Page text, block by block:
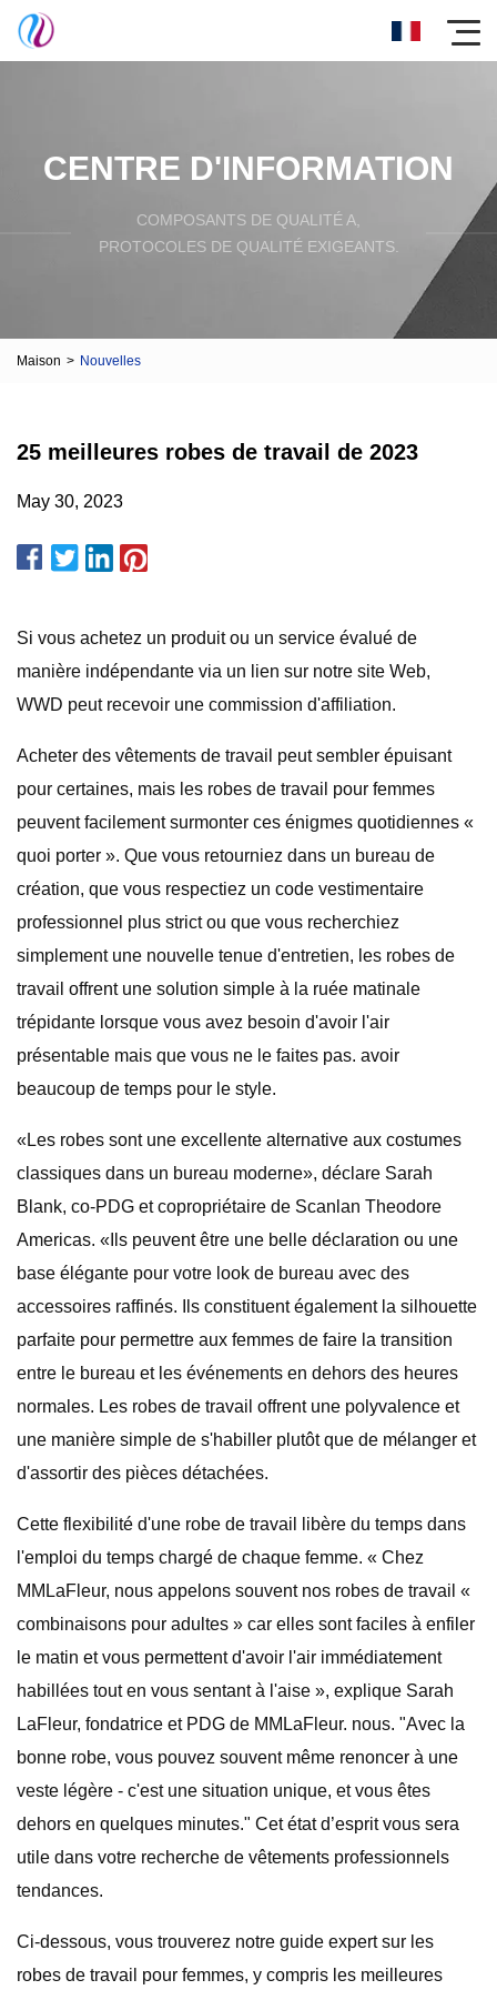
CENTRE D'INFORMATION
COMPOSANTS DE QUALITÉ A,
PROTOCOLES DE QUALITÉ EXIGEANTS.
Maison > Nouvelles
25 meilleures robes de travail de 2023
May 30, 2023
Si vous achetez un produit ou un service évalué de
manière indépendante via un lien sur notre site Web,
WWD peut recevoir une commission d'affiliation.
Acheter des vêtements de travail peut sembler épuisant
pour certaines, mais les robes de travail pour femmes
peuvent facilement surmonter ces énigmes quotidiennes «
quoi porter ». Que vous retourniez dans un bureau de
création, que vous respectiez un code vestimentaire
professionnel plus strict ou que vous recherchiez
simplement une nouvelle tenue d'entretien, les robes de
travail offrent une solution simple à la ruée matinale
trépidante lorsque vous avez besoin d'avoir l'air
présentable mais que vous ne le faites pas. avoir
beaucoup de temps pour le style.
«Les robes sont une excellente alternative aux costumes
classiques dans un bureau moderne», déclare Sarah
Blank, co-PDG et copropriétaire de Scanlan Theodore
Americas. «Ils peuvent être une belle déclaration ou une
base élégante pour votre look de bureau avec des
accessoires raffinés. Ils constituent également la silhouette
parfaite pour permettre aux femmes de faire la transition
entre le bureau et les événements en dehors des heures
normales. Les robes de travail offrent une polyvalence et
une manière simple de s'habiller plutôt que de mélanger et
d'assortir des pièces détachées.
Cette flexibilité d'une robe de travail libère du temps dans
l'emploi du temps chargé de chaque femme. « Chez
MMLaFleur, nous appelons souvent nos robes de travail «
combinaisons pour adultes » car elles sont faciles à enfiler
le matin et vous permettent d'avoir l'air immédiatement
habillées tout en vous sentant à l'aise », explique Sarah
LaFleur, fondatrice et PDG de MMLaFleur. nous. "Avec la
bonne robe, vous pouvez souvent même renoncer à une
veste légère - c'est une situation unique, et vous êtes
dehors en quelques minutes." Cet état d’esprit vous sera
utile dans votre recherche de vêtements professionnels
tendances.
Ci-dessous, vous trouverez notre guide expert sur les
robes de travail pour femmes, y compris les meilleures